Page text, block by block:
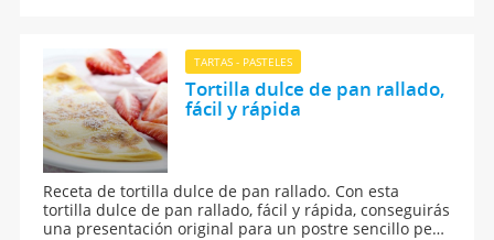
TARTAS - PASTELES
Tortilla dulce de pan rallado,
fácil y rápida
Receta de tortilla dulce de pan rallado. Con esta
tortilla dulce de pan rallado, fácil y rápida, conseguirás
una presentación original para un postre sencillo pero